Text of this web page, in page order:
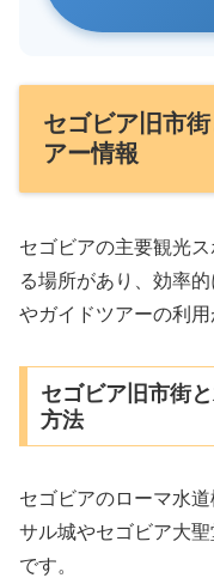
セゴビア旧市
アー情報
セゴビアの主要観光
る場所があり、効率
やガイドツアーの利用
セゴビア旧市街
方法
セゴビアのローマ水
サル城やセゴビア大
です。